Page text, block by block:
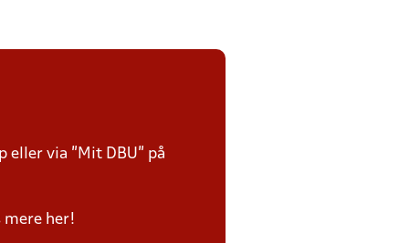
via ”Mit DBU” på
mere her!